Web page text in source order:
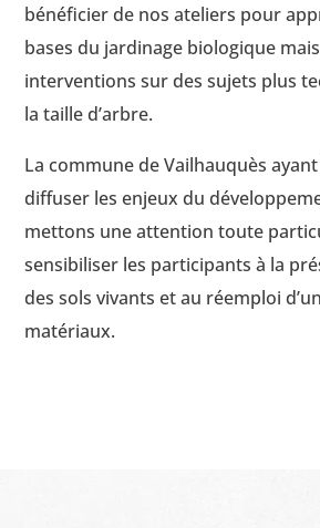
bénéficier de nos ateliers pour
bases du jardinage biologique
interventions sur des sujets plus
la taille d’arbre.
La commune de Vailhauquès
diffuser les enjeux du
mettons une attention toute
sensibiliser les participants à la
des sols vivants et au réemploi
matériaux.